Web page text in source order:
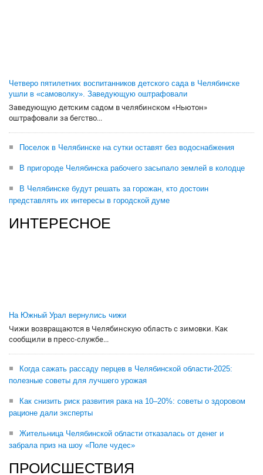
Четверо пятилетних воспитанников детского сада в Челябинске
ушли в «самоволку». Заведующую оштрафовали
Заведующую детским садом в челябинском «Ньютон»
оштрафовали за бегство...
Поселок в Челябинске на сутки оставят без водоснабжения
В пригороде Челябинска рабочего засыпало землей в колодце
В Челябинске будут решать за горожан, кто достоин
представлять их интересы в городской думе
ИНТЕРЕСНОЕ
На Южный Урал вернулись чижи
Чижи возвращаются в Челябинскую область с зимовки. Как
сообщили в пресс-службе...
Когда сажать рассаду перцев в Челябинской области-2025:
полезные советы для лучшего урожая
Как снизить риск развития рака на 10–20%: советы о здоровом
рационе дали эксперты
Жительница Челябинской области отказалась от денег и
забрала приз на шоу «Поле чудес»
ПРОИСШЕСТВИЯ